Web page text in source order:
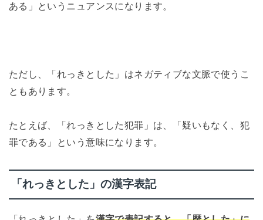
ある」というニュアンスになります。
ただし、「れっきとした」はネガティブな文脈で使うこ
ともあります。
たとえば、「れっきとした犯罪」は、「疑いもなく、犯
罪である」という意味になります。
「れっきとした」の漢字表記